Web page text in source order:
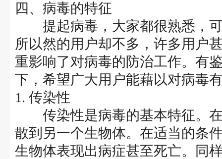
四、病毒的特征
提起病毒，大家都很熟悉，可
所以然的用户却不多，许多用户
重影响了对病毒的防治工作。有
下，希望广大用户能藉以对病毒
1. 传染性
传染性是病毒的基本特征。在
散到另一个生物体。在适当的条
生物体表现出病症甚至死亡。同